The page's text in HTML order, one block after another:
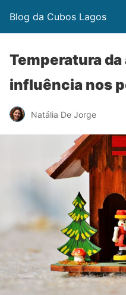
Blog da Cubos Lagos
Temperatura da
influência nos
Natália De Jorge